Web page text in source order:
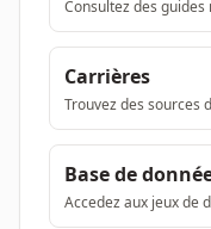
Consultez des
Carrières
Trouvez des sources
Base de
Accedez aux jeux de